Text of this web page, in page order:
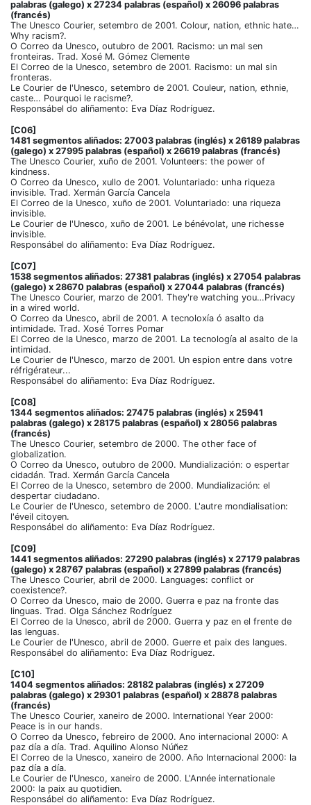
palabras (galego) x 27234 palabras (español) x 26096 palabras
(francés)
The Unesco Courier, setembro de 2001. Colour, nation, ethnic hate…
Why racism?.
O Correo da Unesco, outubro de 2001. Racismo: un mal sen
fronteiras. Trad. Xosé M. Gómez Clemente
El Correo de la Unesco, setembro de 2001. Racismo: un mal sin
fronteras.
Le Courier de l'Unesco, setembro de 2001. Couleur, nation, ethnie,
caste… Pourquoi le racisme?.
Responsábel do aliñamento: Eva Díaz Rodríguez.
[C06]
1481 segmentos aliñados: 27003 palabras (inglés) x 26189 palabras
(galego) x 27995 palabras (español) x 26619 palabras (francés)
The Unesco Courier, xuño de 2001. Volunteers: the power of
kindness.
O Correo da Unesco, xullo de 2001. Voluntariado: unha riqueza
invisible. Trad. Xermán García Cancela
El Correo de la Unesco, xuño de 2001. Voluntariado: una riqueza
invisible.
Le Courier de l'Unesco, xuño de 2001. Le bénévolat, une richesse
invisible.
Responsábel do aliñamento: Eva Díaz Rodríguez.
[C07]
1538 segmentos aliñados: 27381 palabras (inglés) x 27054 palabras
(galego) x 28670 palabras (español) x 27044 palabras (francés)
The Unesco Courier, marzo de 2001. They're watching you…Privacy
in a wired world.
O Correo da Unesco, abril de 2001. A tecnoloxía ó asalto da
intimidade. Trad. Xosé Torres Pomar
El Correo de la Unesco, marzo de 2001. La tecnología al asalto de la
intimidad.
Le Courier de l'Unesco, marzo de 2001. Un espion entre dans votre
réfrigérateur...
Responsábel do aliñamento: Eva Díaz Rodríguez.
[C08]
1344 segmentos aliñados: 27475 palabras (inglés) x 25941
palabras (galego) x 28175 palabras (español) x 28056 palabras
(francés)
The Unesco Courier, setembro de 2000. The other face of
globalization.
O Correo da Unesco, outubro de 2000. Mundialización: o espertar
cidadán. Trad. Xermán García Cancela
El Correo de la Unesco, setembro de 2000. Mundialización: el
despertar ciudadano.
Le Courier de l'Unesco, setembro de 2000. L'autre mondialisation:
l'éveil citoyen.
Responsábel do aliñamento: Eva Díaz Rodríguez.
[C09]
1441 segmentos aliñados: 27290 palabras (inglés) x 27179 palabras
(galego) x 28767 palabras (español) x 27899 palabras (francés)
The Unesco Courier, abril de 2000. Languages: conflict or
coexistence?.
O Correo da Unesco, maio de 2000. Guerra e paz na fronte das
linguas. Trad. Olga Sánchez Rodríguez
El Correo de la Unesco, abril de 2000. Guerra y paz en el frente de
las lenguas.
Le Courier de l'Unesco, abril de 2000. Guerre et paix des langues.
Responsábel do aliñamento: Eva Díaz Rodríguez.
[C10]
1404 segmentos aliñados: 28182 palabras (inglés) x 27209
palabras (galego) x 29301 palabras (español) x 28878 palabras
(francés)
The Unesco Courier, xaneiro de 2000. International Year 2000:
Peace is in our hands.
O Correo da Unesco, febreiro de 2000. Ano internacional 2000: A
paz día a día. Trad. Aquilino Alonso Núñez
El Correo de la Unesco, xaneiro de 2000. Año Internacional 2000: la
paz día a día.
Le Courier de l'Unesco, xaneiro de 2000. L'Année internationale
2000: la paix au quotidien.
Responsábel do aliñamento: Eva Díaz Rodríguez.